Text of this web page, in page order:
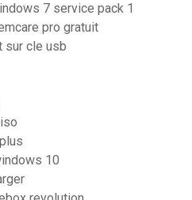
7 service pack 1
pro gratuit
sur cle usb
10